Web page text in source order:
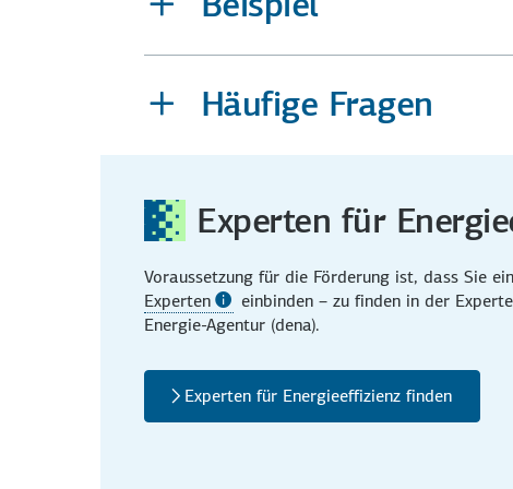
Häufige Fragen
Experten für
Voraussetzung für die Förderung ist, dass Sie
Experten
einbinden – zu finden in der
Energie-Agentur (dena).
Experten für Energieeffizienz finden